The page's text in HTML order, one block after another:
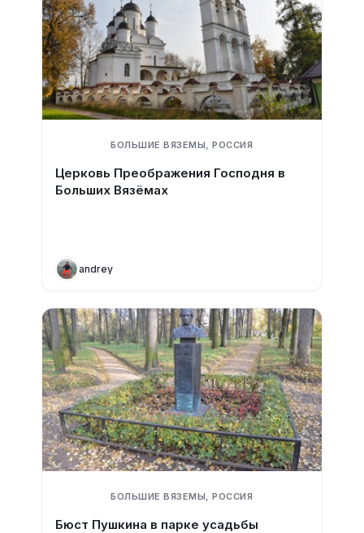
БОЛЬШИЕ ВЯЗЕМЫ, РОССИЯ
Церковь Преображения Господня в
Больших Вязёмах
andrey
БОЛЬШИЕ ВЯЗЕМЫ, РОССИЯ
Бюст Пушкина в парке усадьбы